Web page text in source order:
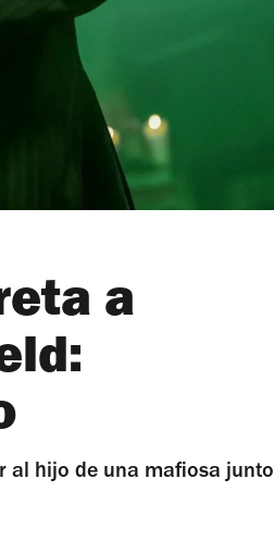
a
al hijo de una mafiosa junto